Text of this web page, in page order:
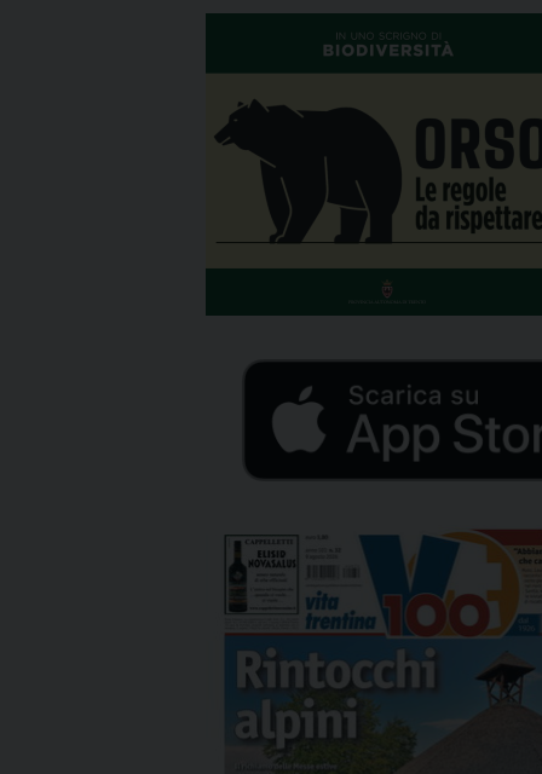
trentina, […]